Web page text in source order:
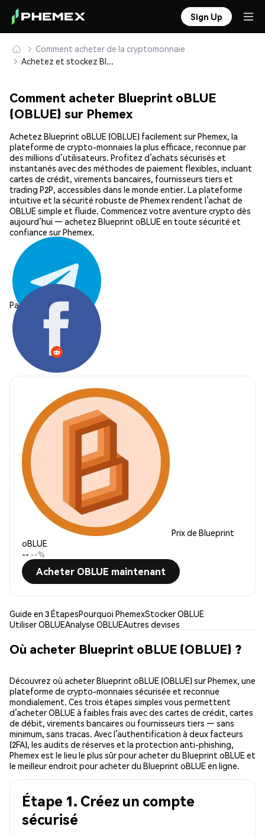
Sign Up
Comment acheter de la cryptomonnaie
Achetez et stockez Blueprint oBLUE (OBLUE) en toute sécurité
Comment acheter Blueprint oBLUE
(OBLUE) sur Phemex
Achetez Blueprint oBLUE (OBLUE) facilement sur Phemex, la
plateforme de crypto-monnaies la plus efficace, reconnue par
des millions d’utilisateurs. Profitez d’achats sécurisés et
instantanés avec des méthodes de paiement flexibles, incluant
cartes de crédit, virements bancaires, fournisseurs tiers et
trading P2P, accessibles dans le monde entier. La plateforme
intuitive et la sécurité robuste de Phemex rendent l’achat de
OBLUE simple et fluide. Commencez votre aventure crypto dès
aujourd’hui — achetez Blueprint oBLUE en toute sécurité et
confiance sur Phemex.
Partager:
Prix de Blueprint
oBLUE
-- --%
Acheter OBLUE maintenant
Guide en 3 ÉtapesPourquoi PhemexStocker OBLUE
Utiliser OBLUEAnalyse OBLUEAutres devises
Où acheter Blueprint oBLUE (OBLUE) ?
Découvrez où acheter Blueprint oBLUE (OBLUE) sur Phemex, une
plateforme de crypto-monnaies sécurisée et reconnue
mondialement. Ces trois étapes simples vous permettent
d’acheter OBLUE à faibles frais avec des cartes de crédit, cartes
de débit, virements bancaires ou fournisseurs tiers — sans
minimum, sans tracas. Avec l’authentification à deux facteurs
(2FA), les audits de réserves et la protection anti-phishing,
Phemex est le lieu le plus sûr pour acheter du Blueprint oBLUE et
le meilleur endroit pour acheter du Blueprint oBLUE en ligne.
Étape 1. Créez un compte
sécurisé